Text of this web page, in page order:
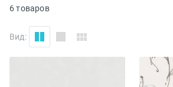
6 товаров
Вид: